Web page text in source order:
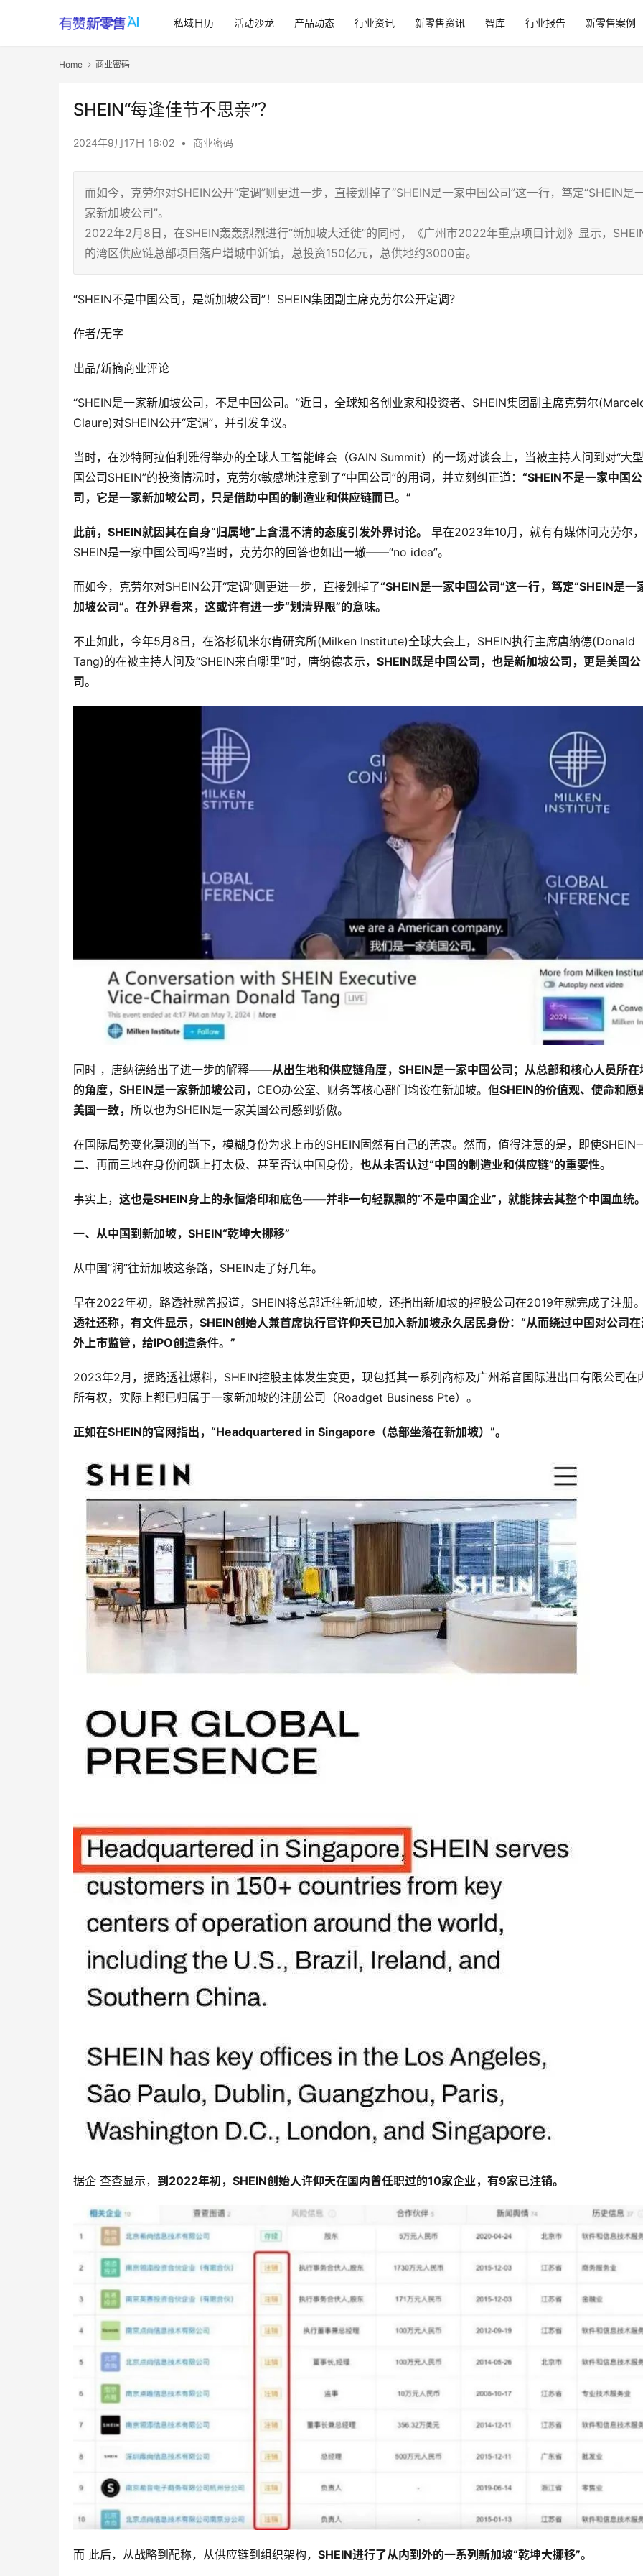
私域日历 活动沙龙 产品动态 行业资讯 新零售资讯 智库 行业报告 新零售案例
Home 商业密码
SHEIN“每逢佳节不思亲”？
2024年9月17日 16:02 • 商业密码
而如今，克劳尔对SHEIN公开“定调”则更进一步，直接划掉了“SHEIN是一家中国公司”这一行，笃定“SHEIN是
家新加坡公司”。
2022年2月8日，在SHEIN轰轰烈烈进行“新加坡大迁徙”的同时，《广州市2022年重点项目计划》显示，
的湾区供应链总部项目落户增城中新镇，总投资150亿元，总供地约3000亩。
“SHEIN不是中国公司，是新加坡公司”！SHEIN集团副主席克劳尔公开定调？
作者/无字
出品/新摘商业评论
“SHEIN是一家新加坡公司，不是中国公司。”近日，全球知名创业家和投资者、SHEIN集团副主席克劳尔
Claure)对SHEIN公开“定调”，并引发争议。
当时，在沙特阿拉伯利雅得举办的全球人工智能峰会（GAIN Summit）的一场对谈会上，当被主持人问到对“大
国公司SHEIN”的投资情况时，克劳尔敏感地注意到了“中国公司”的用词，并立刻纠正道： “SHEIN不是一家中国公
司，它是一家新加坡公司，只是借助中国的制造业和供应链而已。”
此前，SHEIN就因其在自身“归属地”上含混不清的态度引发外界讨论。
早在2023年10月，就有有媒体问克劳尔，
SHEIN是一家中国公司吗?当时，克劳尔的回答也如出一辙——“no idea”。
而如今，克劳尔对SHEIN公开“定调”则更进一步，直接划掉了“SHEIN是一家中国公司”这一行，笃定“SHEIN是一
加坡公司”。在外界看来，这或许有进一步“划清界限”的意味。
不止如此，今年5月8日，在洛杉矶米尔肯研究所(Milken Institute)全球大会上，SHEIN执行主席唐纳德(Donald
Tang)的在被主持人问及“SHEIN来自哪里”时，唐纳德表示， SHEIN既是中国公司，也是新加坡公司，更是美国公
司。
同时 ，唐纳德给出了进一步的解释——从出生地和供应链角度，SHEIN是一家中国公司；从总部和核心人员所在
的角度，SHEIN是一家新加坡公司， CEO办公室、财务等核心部门均设在新加坡。但SHEIN的价值观、使命和愿
美国一致， 所以也为SHEIN是一家美国公司感到骄傲。
在国际局势变化莫测的当下，模糊身份为求上市的SHEIN固然有自己的苦衷。然而，值得注意的是，即使SHEIN
二、再而三地在身份问题上打太极、甚至否认中国身份， 也从未否认过“中国的制造业和供应链”的重要性。
事实上， 这也是SHEIN身上的永恒烙印和底色——并非一句轻飘飘的“不是中国企业”，就能抹去其整个中国血统。
一、从中国到新加坡，SHEIN“乾坤大挪移”
从中国“润”往新加坡这条路，SHEIN走了好几年。
早在2022年初，路透社就曾报道，SHEIN将总部迁往新加坡，还指出新加坡的控股公司在2019年就完成了注册。
透社还称，有文件显示，SHEIN创始人兼首席执行官许仰天已加入新加坡永久居民身份：“从而绕过中国对公司
外上市监管，给IPO创造条件。”
2023年2月，据路透社爆料，SHEIN控股主体发生变更，现包括其一系列商标及广州希音国际进出口有限公司在
所有权，实际上都已归属于一家新加坡的注册公司（Roadget Business Pte）。
正如在SHEIN的官网指出，“Headquartered in Singapore（总部坐落在新加坡）”。
据企 查查显示， 到2022年初，SHEIN创始人许仰天在国内曾任职过的10家企业，有9家已注销。
而 此后，从战略到配称，从供应链到组织架构， SHEIN进行了从内到外的一系列新加坡“乾坤大挪移”。